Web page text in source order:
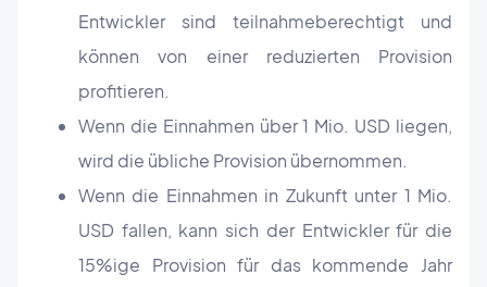
Entwickler sind teilnahmeberechtigt und
können von einer reduzierten Provision
profitieren.
Wenn die Einnahmen über 1 Mio. USD liegen,
wird die übliche Provision übernommen.
Wenn die Einnahmen in Zukunft unter 1 Mio.
USD fallen, kann sich der Entwickler für die
15%ige Provision für das kommende Jahr